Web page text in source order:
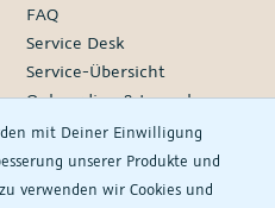
mit Deiner Einwilligung
unserer Produkte und
verwenden wir Cookies und
FAQ
Service Desk
Service-Übersicht
Onboarding & Launch
Services
Managed Services
Partner-Netzwerk